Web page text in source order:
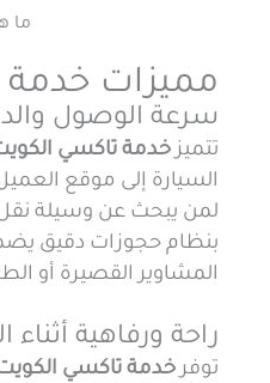
ما
مميزات خدمة
سرعة الوصول
تتميزخدمة تاكسي
السيارة إلى موقع
لمن يبحث عن وسيلة
بنظام حجوزات دقيق
المشاوير القصيرة أو
راحة ورفاهية أثناء
توفر خدمة تاكسي